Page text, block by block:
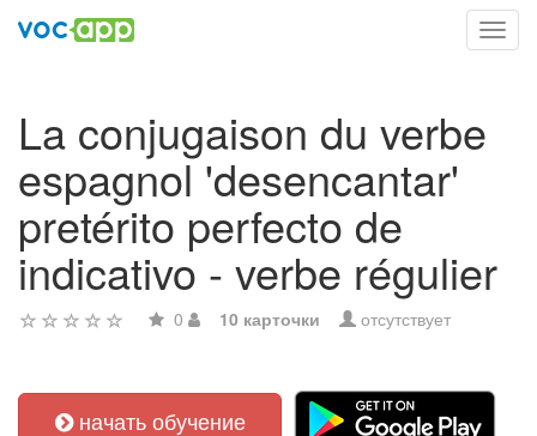
La conjugaison du verbe
espagnol 'desencantar'
pretérito perfecto de
indicativo - verbe régulier
0 10 карточки отсутствует
начать обучение